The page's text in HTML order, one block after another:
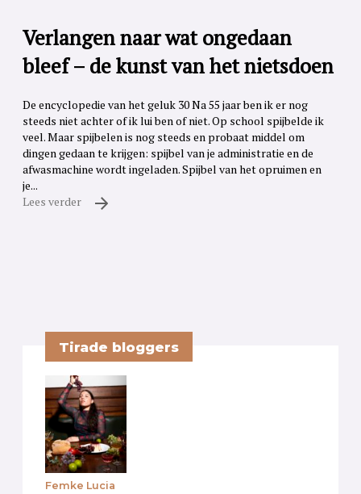
Verlangen naar wat ongedaan
bleef – de kunst van het nietsdoen
De encyclopedie van het geluk 30 Na 55 jaar ben ik er nog
steeds niet achter of ik lui ben of niet. Op school spijbelde ik
veel. Maar spijbelen is nog steeds en probaat middel om
dingen gedaan te krijgen: spijbel van je administratie en de
afwasmachine wordt ingeladen. Spijbel van het opruimen en
je...
Lees verder
Tirade bloggers
Femke Lucia